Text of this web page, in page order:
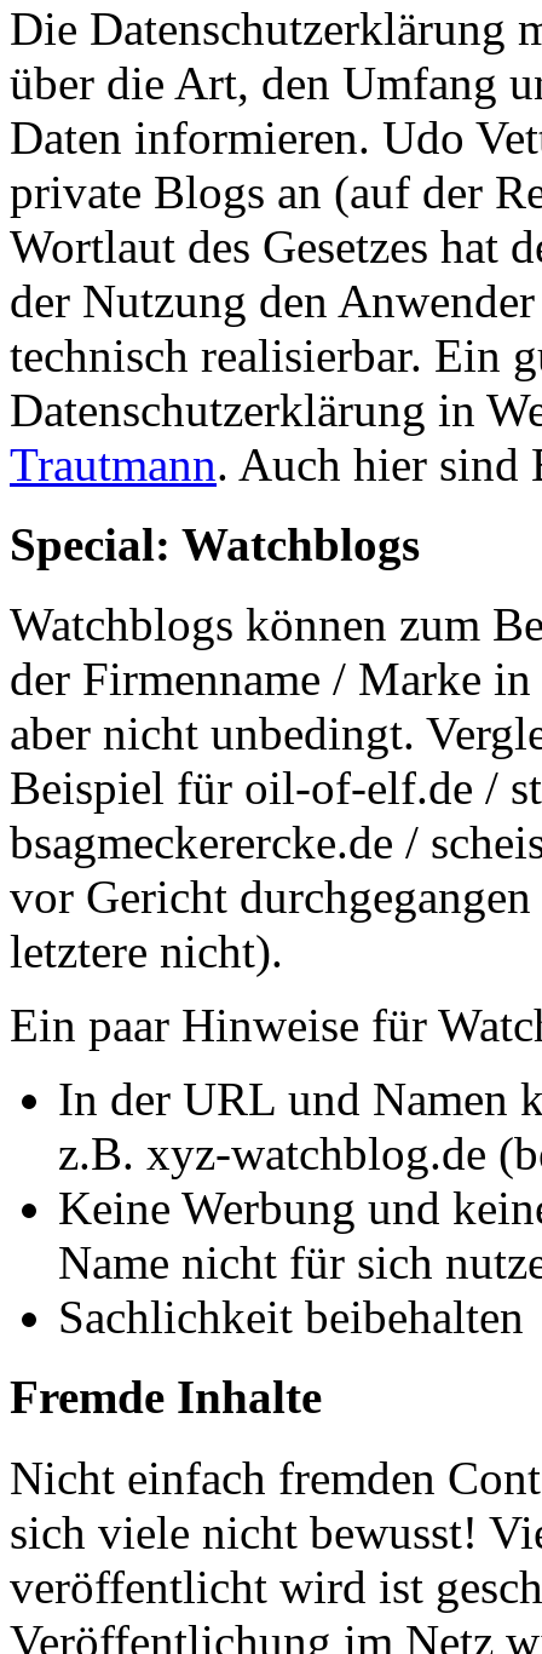
Die Datenschutzerklärung
über die Art, den Umfang
Daten informieren. Udo
private Blogs an (auf der
Wortlaut des Gesetzes hat
der Nutzung den
technisch realisierbar. Ein
Datenschutzerklärung in
Trautmann. Auch hier sind
Special: Watchblogs
Watchblogs können zum
der Firmenname / Marke
aber nicht unbedingt.
Beispiel für oil-of-elf.de /
bsagmeckerercke.de /
vor Gericht
letztere nicht).
Ein paar Hinweise für
In der URL und Namen
z.B. xyz-watchblog.de
Keine Werbung und
Name nicht für sich
Sachlichkeit beibehalten
Fremde Inhalte
Nicht einfach fremden
sich viele nicht bewusst!
veröffentlicht wird ist
Veröffentlichung im Netz